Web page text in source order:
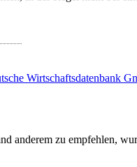
Wirtschaftsdatenbank
anderem zu empfehlen,